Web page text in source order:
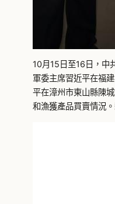
10月15日至16日，中
軍委主席習近平在福
平在漳州市東山縣陳
和漁獲產品買賣情況